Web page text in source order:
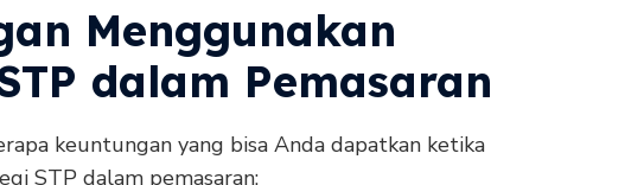
Menggunakan
dalam Pemasaran
keuntungan yang bisa Anda dapatkan ketika
STP dalam pemasaran: